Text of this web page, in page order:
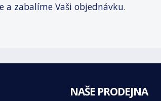
a zabalíme Vaši objednávku.
NAŠE PRODEJNA